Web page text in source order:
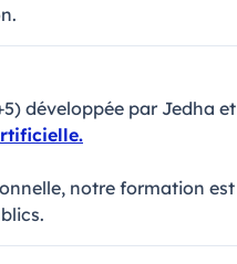
développée par Jedha et
notre formation est